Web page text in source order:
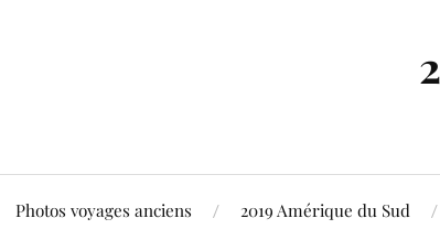
Photos voyages anciens 2019 Amérique du Sud